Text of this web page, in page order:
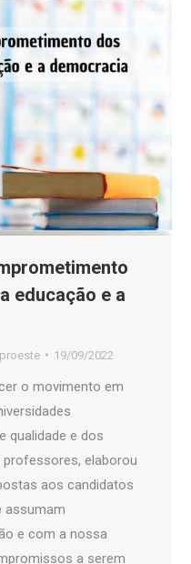
educação e a
19/09/2022
o movimento em
qualidade e dos
elaborou
aos candidatos
assumam
e com a nossa
a serem